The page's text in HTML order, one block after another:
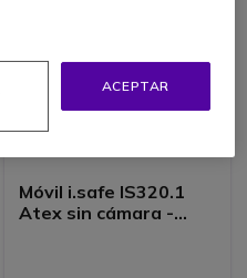
Móvil i.safe IS320.1
Atex sin cámara -
ACEPTAR